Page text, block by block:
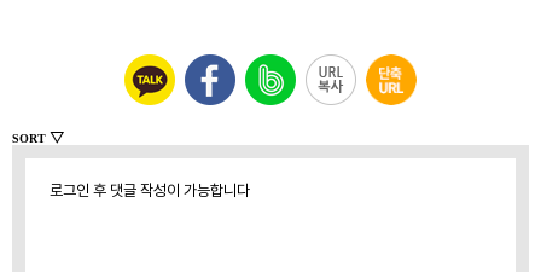
SORT ▽
로그인 후 댓글 작성이 가능합니다